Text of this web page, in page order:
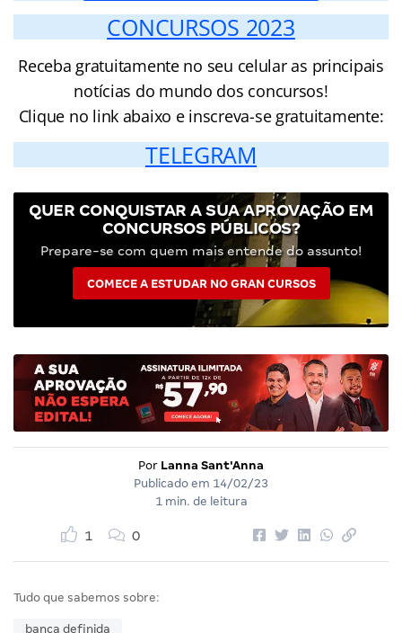
CONCURSOS 2023
Receba gratuitamente no seu celular as principais
notícias do mundo dos concursos!
Clique no link abaixo e inscreva-se gratuitamente:
TELEGRAM
QUER CONQUISTAR A SUA APROVAÇÃO EM
CONCURSOS PÚBLICOS?
Prepare-se com quem mais entende do assunto!
COMECE A ESTUDAR NO GRAN CURSOS
Por Lanna Sant'Anna
Publicado em 14/02/23
1 min. de leitura
1 0
Tudo que sabemos sobre:
banca definida